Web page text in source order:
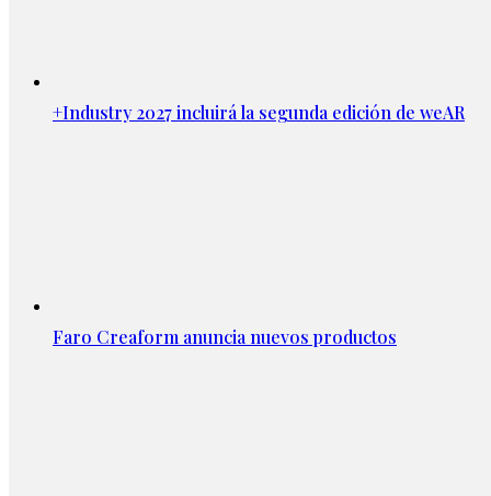
+Industry 2027 incluirá la segunda edición de weAR
Faro Creaform anuncia nuevos productos